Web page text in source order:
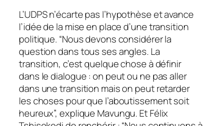
L’UDPS n’écarte pas l’hypothèse et avance
l’idée de la mise en place d’une transition
politique. “Nous devons considérer la
question dans tous ses angles. La
transition, c’est quelque chose à définir
dans le dialogue : on peut ou ne pas aller
dans une transition mais on peut retarder
les choses pour que l’aboutissement soit
heureux”, explique Mavungu. Et Félix